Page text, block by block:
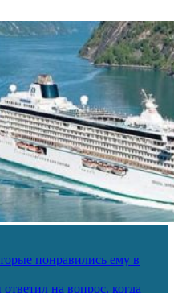
понравились ему в
на вопрос, когда